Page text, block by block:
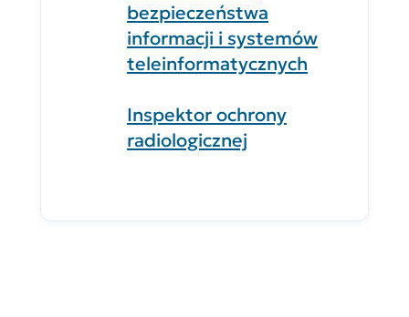
bezpieczeństwa
informacji i systemów
teleinformatycznych
Inspektor ochrony
radiologicznej